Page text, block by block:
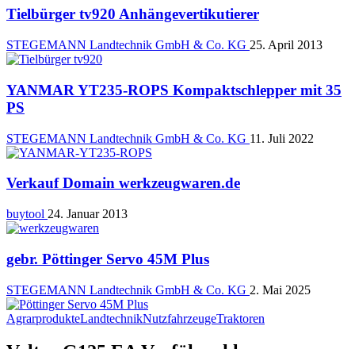
Tielbürger tv920 Anhängevertikutierer
STEGEMANN Landtechnik GmbH & Co. KG 25. April 2013
YANMAR YT235-ROPS Kompaktschlepper mit 35
PS
STEGEMANN Landtechnik GmbH & Co. KG 11. Juli 2022
Verkauf Domain werkzeugwaren.de
buytool 24. Januar 2013
gebr. Pöttinger Servo 45M Plus
STEGEMANN Landtechnik GmbH & Co. KG 2. Mai 2025
AgrarprodukteLandtechnikNutzfahrzeugeTraktoren